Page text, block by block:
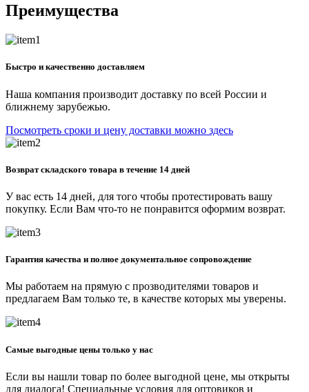
Преимущества
Быстро и качественно доставляем
Наша компания производит доставку по всей России и
ближнему зарубежью.
Посмотреть сроки и цену доставки можно здесь
Возврат складского товара в течение 14 дней
У вас есть 14 дней, для того чтобы протестировать вашу
покупку. Если Вам что-то не понравится оформим возврат.
Гарантия качества и полное документальное сопровождение
Мы работаем на прямую с прозводителями товаров и
предлагаем Вам только те, в качестве которых мы уверены.
Самые выгодные цены только у нас
Если вы нашли товар по более выгодной цене, мы открыты
для диалога! Специальные условия для оптовиков и